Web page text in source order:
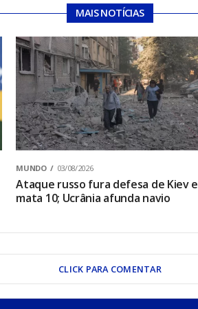
MAIS NOTÍCIAS
MUNDO 03/08/2026
Ataque russo fura defesa de Kiev e
mata 10; Ucrânia afunda navio
CLICK PARA COMENTAR